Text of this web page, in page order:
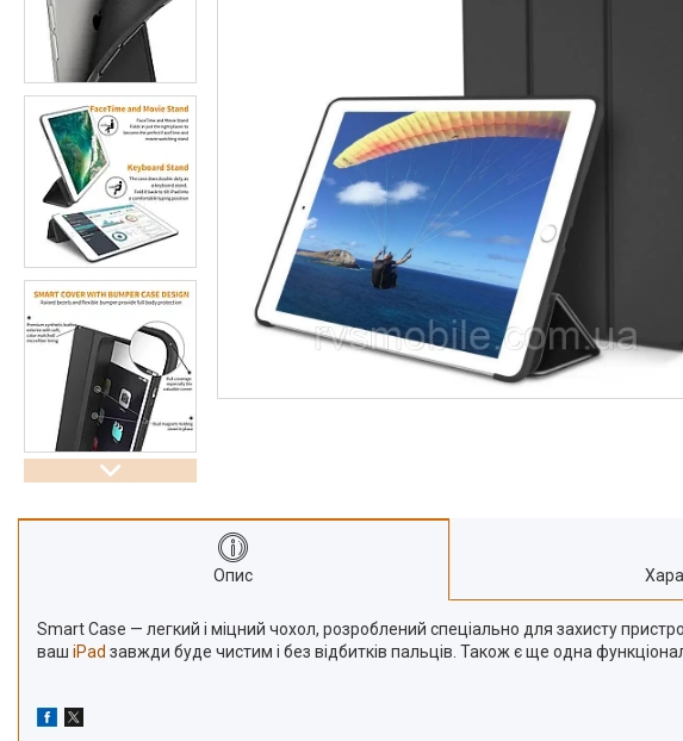
Опис
Smart Case — легкий і міцний чохол, розроблений спеціально для захисту
ваш iPad завжди буде чистим і без відбитків пальців. Також є ще одна